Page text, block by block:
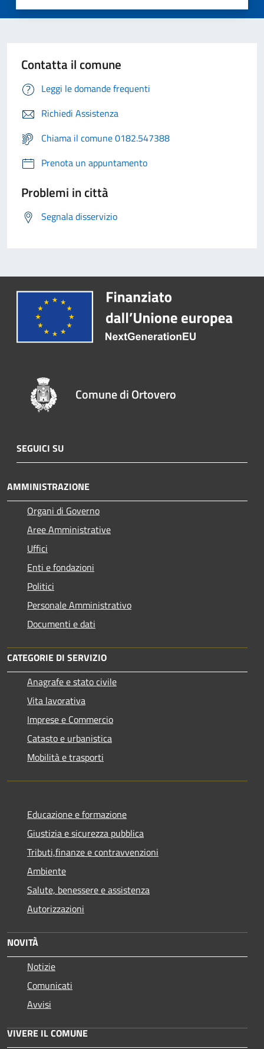
Contatta il comune
Leggi le domande frequenti
Richiedi Assistenza
Chiama il comune 0182.547388
Prenota un appuntamento
Problemi in città
Segnala disservizio
Comune di Ortovero
SEGUICI SU
AMMINISTRAZIONE
Organi di Governo
Aree Amministrative
Uffici
Enti e fondazioni
Politici
Personale Amministrativo
Documenti e dati
CATEGORIE DI SERVIZIO
Anagrafe e stato civile
Vita lavorativa
Imprese e Commercio
Catasto e urbanistica
Mobilità e trasporti
Educazione e formazione
Giustizia e sicurezza pubblica
Tributi,finanze e contravvenzioni
Ambiente
Salute, benessere e assistenza
Autorizzazioni
NOVITÀ
Notizie
Comunicati
Avvisi
VIVERE IL COMUNE